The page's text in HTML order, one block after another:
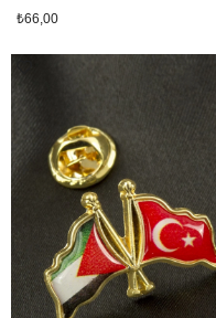
₺66,00